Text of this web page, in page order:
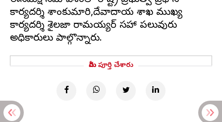
కార్యదర్శి శాంతికుమారి,దేవాదాయ శాఖ ముఖ్య
కార్యదర్శి శైలజా రామయ్యర్‌ సహా పలువురు
మీరు పూర్తి చేశారు